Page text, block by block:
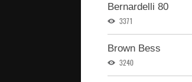
Bernardelli 80
3371
Brown Bess
3240